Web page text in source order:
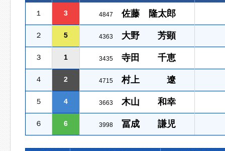
１ 3 4847 佐藤 隆太郎
２ 5 4363 大野 芳顕
３ 1 3435 寺田 千恵
４ 2 4715 村上 遼
５ 4 3663 木山 和幸
６ 6 3998 冨成 謙児